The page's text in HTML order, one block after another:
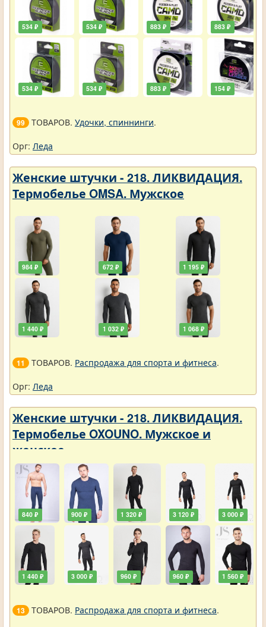
534 ₽
534 ₽
534 ₽
534 ₽
883 ₽
883 ₽
883 ₽
154 ₽
99 ТОВАРОВ. Удочки, спиннинги.
Орг: Леда
Женские штучки - 218. ЛИКВИДАЦИЯ.
Термобелье OMSA. Мужское
984 ₽
1 440 ₽
672 ₽
1 032 ₽
1 195 ₽
1 068 ₽
11 ТОВАРОВ. Распродажа для спорта и фитнеса.
Орг: Леда
Женские штучки - 218. ЛИКВИДАЦИЯ.
Термобелье OXOUNO. Мужское и
женское
840 ₽
1 440 ₽
900 ₽
3 000 ₽
1 320 ₽
960 ₽
3 120 ₽
960 ₽
3 000 ₽
1 560 ₽
13 ТОВАРОВ. Распродажа для спорта и фитнеса.